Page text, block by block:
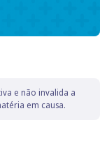
e não invalida a
em causa.